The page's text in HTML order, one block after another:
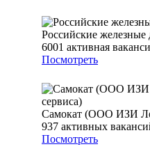
Российские железные
6001 активная
Посмотреть
Самокат (ООО ИЗИ
937 активных
Посмотреть